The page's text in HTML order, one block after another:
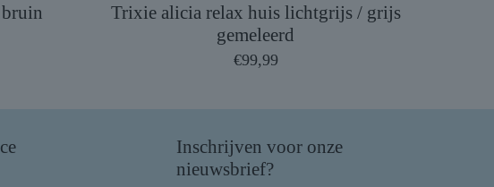
Trixie alicia relax huis lichtgrijs / grijs
gemeleerd
€99,99
Inschrijven voor onze
nieuwsbrief?